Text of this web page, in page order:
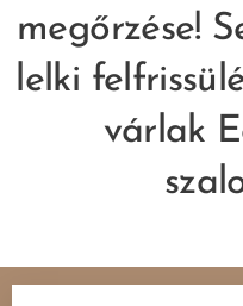
megőrzése!
lelki
várlak